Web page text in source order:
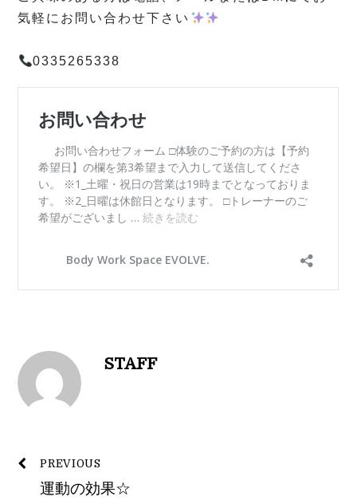
気軽にお問い合わせ下さい
0335265338
STAFF
PREVIOUS
運動の効果☆